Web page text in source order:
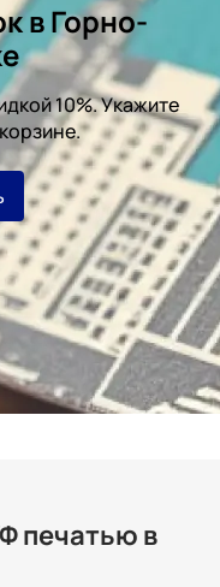
в Горно-
10%. Укажите
печатью в